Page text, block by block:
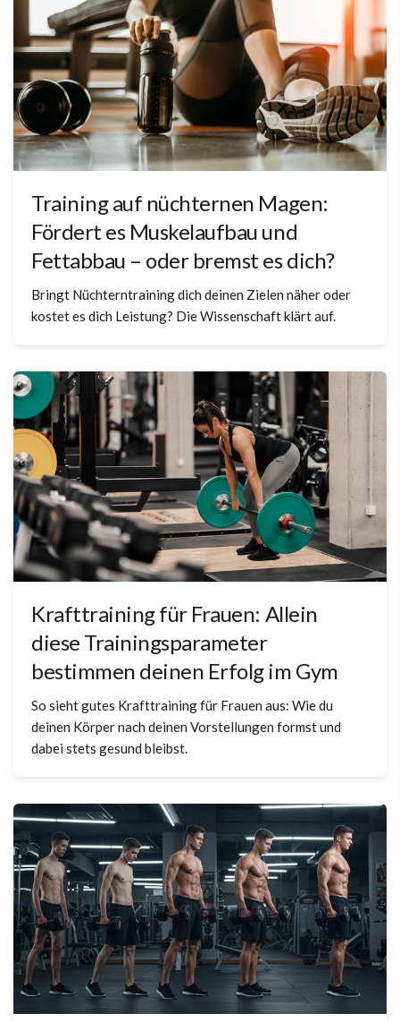
Training auf nüchternen Magen:
Fördert es Muskelaufbau und
Fettabbau – oder bremst es dich?
Bringt Nüchterntraining dich deinen Zielen näher oder
kostet es dich Leistung? Die Wissenschaft klärt auf.
Krafttraining für Frauen: Allein
diese Trainingsparameter
bestimmen deinen Erfolg im Gym
So sieht gutes Krafttraining für Frauen aus: Wie du
deinen Körper nach deinen Vorstellungen formst und
dabei stets gesund bleibst.